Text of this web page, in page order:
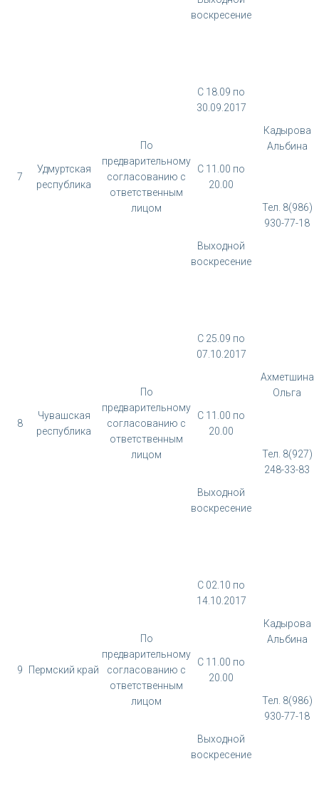
воскресение
7
Удмуртская
республика
По
предварительному
согласованию с
ответственным
лицом
С 18.09 по
30.09.2017
С 11.00 по
20.00
Выходной
воскресение
Кадырова
Альбина
Тел. 8(986)
930-77-18
8
Чувашская
республика
По
предварительному
согласованию с
ответственным
лицом
С 25.09 по
07.10.2017
С 11.00 по
20.00
Выходной
воскресение
Ахметшина
Ольга
Тел. 8(927)
248-33-83
9 Пермский край
По
предварительному
согласованию с
ответственным
лицом
С 02.10 по
14.10.2017
С 11.00 по
20.00
Выходной
воскресение
Кадырова
Альбина
Тел. 8(986)
930-77-18